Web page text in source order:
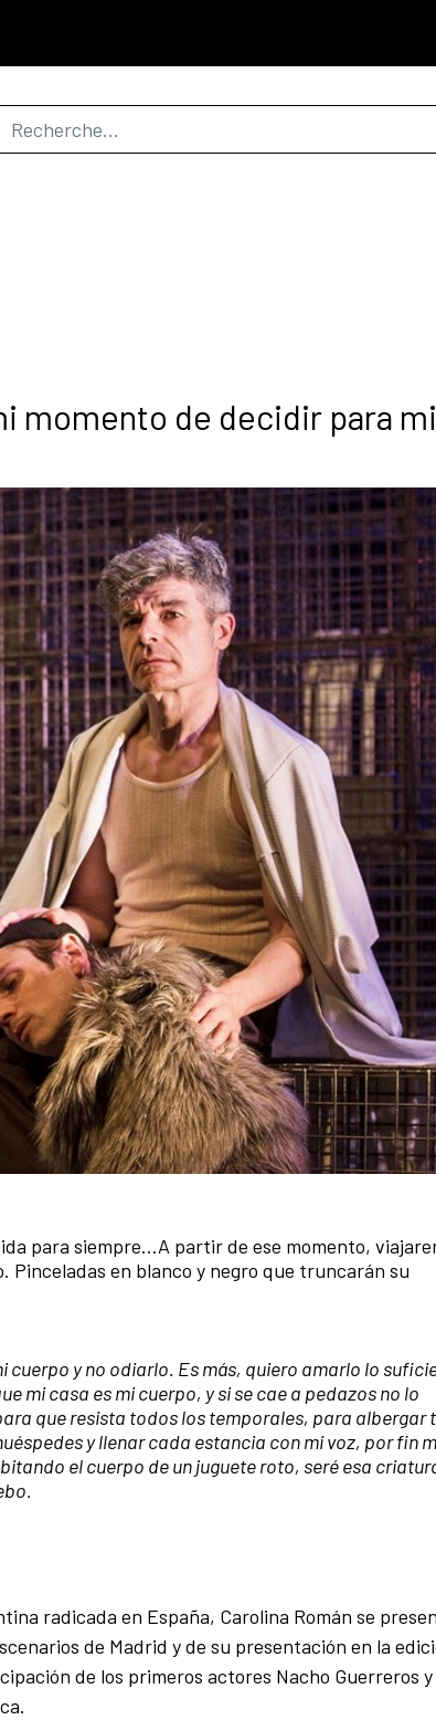
de recherche
momento de decidir para mi
para siempre…A partir de ese momento,
en blanco y negro que truncarán su
cuerpo y no odiarlo. Es más, quiero amarlo lo
mi casa es mi cuerpo, y si se cae a pedazos no lo
que resista todos los temporales, para albergar
y llenar cada estancia con mi voz, por fin
el cuerpo de un juguete roto, seré esa
radicada en España, Carolina Román se
de Madrid y de su presentación en la
de los primeros actores Nacho Guerreros y